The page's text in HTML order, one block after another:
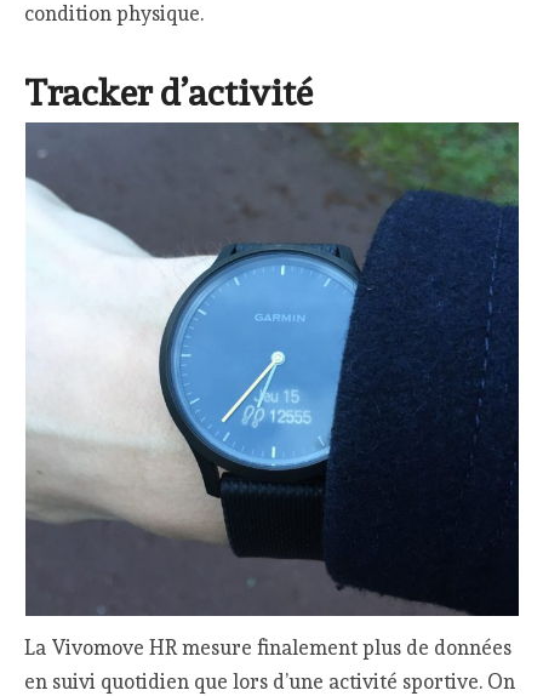
condition physique.
Tracker d’activité
La Vivomove HR mesure finalement plus de données
en suivi quotidien que lors d’une activité sportive. On